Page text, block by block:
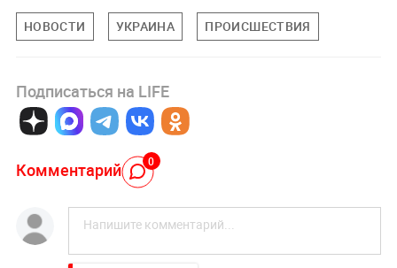
НОВОСТИ УКРАИНА ПРОИСШЕСТВИЯ
Подписаться на LIFE
Комментарий 0